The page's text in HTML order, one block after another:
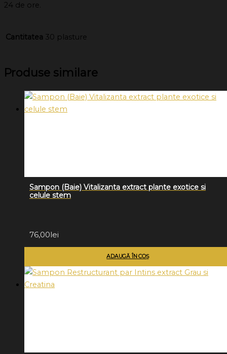
24 de ore.
Cantitatea 30 plasture
Produse similare
Sampon (Baie) Vitalizanta extract plante exotice si
celule stem
76,00lei
ADAUGĂ ÎN COȘ